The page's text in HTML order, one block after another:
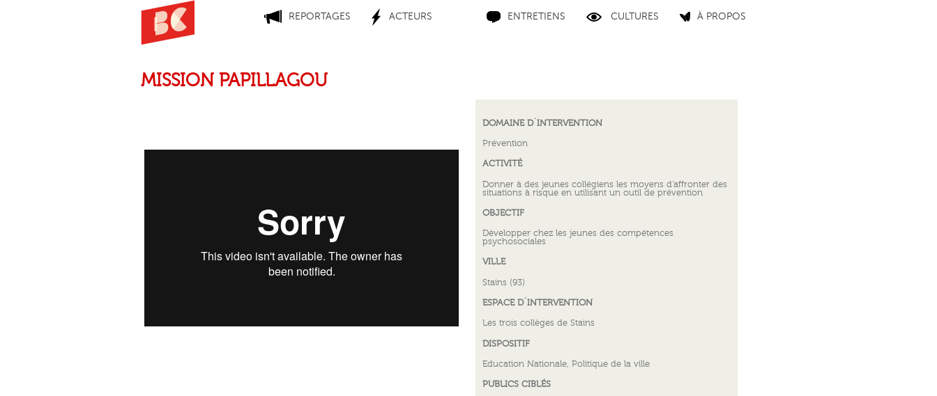
REPORTAGES ACTEURS ENTRETIENS CULTURES À PROPOS
MISSION PAPILLAGOU
DOMAINE D`INTERVENTION
Prévention
ACTIVITÉ
Donner à des jeunes collégiens les moyens d’affronter des
situations à risque en utilisant un outil de prévention
OBJECTIF
Développer chez les jeunes des compétences
psychosociales
VILLE
Stains (93)
ESPACE D`INTERVENTION
Les trois collèges de Stains
DISPOSITIF
Education Nationale, Politique de la ville
PUBLICS CIBLÉS